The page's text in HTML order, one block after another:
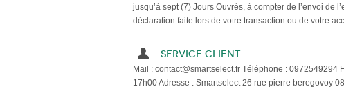
jusqu’à sept (7) Jours Ouvrés, à compter de l’envoi de
déclaration faite lors de votre transaction ou de votre
Service client :
Mail : contact@smartselect.fr Téléphone :
17h00 Adresse : Smartselect 26 rue pierre beregovoy